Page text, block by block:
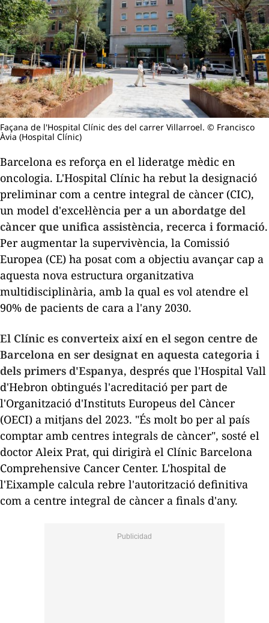
Façana de l'Hospital Clínic des del carrer Villarroel. © Francisco
Àvia (Hospital Clínic)
Barcelona es reforça en el lideratge mèdic en
oncologia. L'Hospital Clínic ha rebut la designació
preliminar com a centre integral de càncer (CIC),
un model d'excel·lència per a un abordatge del
càncer que unifica assistència, recerca i formació.
Per augmentar la supervivència, la Comissió
Europea (CE) ha posat com a objectiu avançar cap a
aquesta nova estructura organitzativa
multidisciplinària, amb la qual es vol atendre el
90% de pacients de cara a l'any 2030.
El Clínic es converteix així en el segon centre de
Barcelona en ser designat en aquesta categoria i
dels primers d'Espanya, després que l'Hospital Vall
d'Hebron obtingués l'acreditació per part de
l'Organització d'Instituts Europeus del Càncer
(OECI) a mitjans del 2023. "És molt bo per al país
comptar amb centres integrals de càncer", sosté el
doctor Aleix Prat, qui dirigirà el Clínic Barcelona
Comprehensive Cancer Center. L'hospital de
l'Eixample calcula rebre l'autorització definitiva
com a centre integral de càncer a finals d'any.